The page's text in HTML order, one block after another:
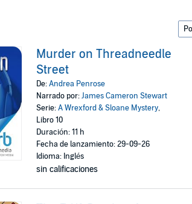
Murder on Threadneedle
Street
De:Andrea Penrose
Narrado por:James Cameron Stewart
Serie:A Wrexford & Sloane Mystery,
Libro 10
Duración: 11 h
Fecha de lanzamiento: 29-09-26
Idioma: Inglés
sin calificaciones